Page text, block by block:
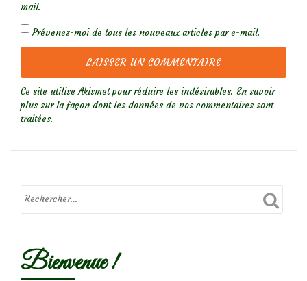
mail.
Prévenez-moi de tous les nouveaux articles par e-mail.
Ce site utilise Akismet pour réduire les indésirables. En savoir
plus sur la façon dont les données de vos commentaires sont
traitées.
Bienvenue !